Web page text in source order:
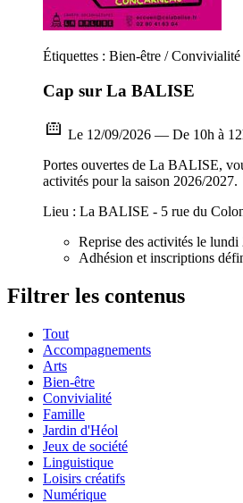
Étiquettes : Bien-être /
Cap sur La BALISE
Le 12/09/2026 — De 10h à
Portes ouvertes de La BALISE,
activités pour la saison 2026/2027.
Lieu : La BALISE - 5 rue du
Reprise des activités le lundi
Adhésion et inscriptions
Filtrer les contenus
Tout
Accompagnements
Arts
Bien-être
Convivialité
Famille
Jardin d'Héol
Jeux de société
Linguistique
Loisirs créatifs
Numérique